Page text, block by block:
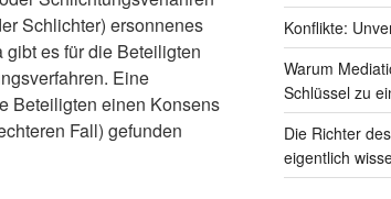
Schlichter) ersonnenes
es für die Beteiligten
Eine
Beteiligten einen Konsens
Fall) gefunden
Konflikte:
Warum
Schlüssel zu
Die Richter
eigentlich